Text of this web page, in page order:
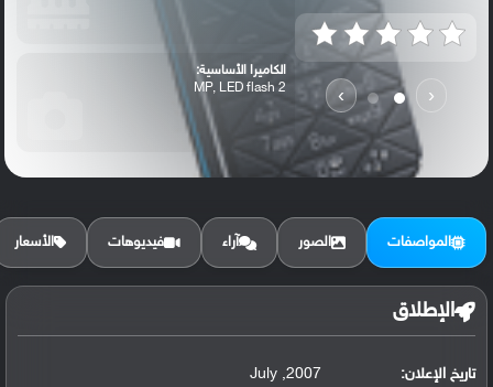
‹
›
الكاميرا الأساسية:
2 MP, LED flash
المواصفات الصور آراء فيديوهات الأسعار
الإطلاق
تاريخ الإعلان: 2007, July